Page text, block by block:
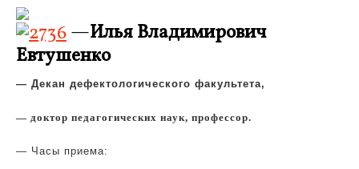
—Илья Владимирович
Евтушенко
— Декан дефектологического факультета,
— доктор педагогических наук, профессор.
— Часы приема: